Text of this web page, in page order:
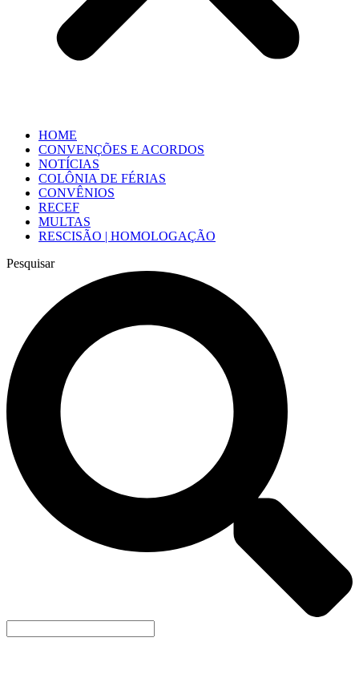
HOME
CONVENÇÕES E ACORDOS
NOTÍCIAS
COLÔNIA DE FÉRIAS
CONVÊNIOS
RECEF
MULTAS
RESCISÃO | HOMOLOGAÇÃO
Pesquisar